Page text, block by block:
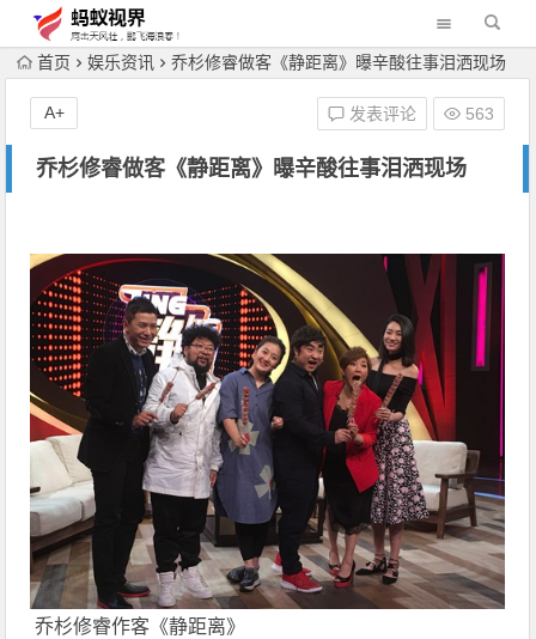
首页 娱乐资讯 乔杉修睿做客《静距离》曝辛酸往事泪洒现场
乔杉修睿做客《静距离》曝辛酸往事泪洒现场
发表评论 563
A+
乔杉修睿作客《静距离》